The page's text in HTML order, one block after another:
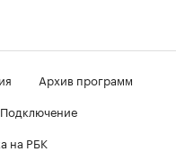
Архив программ
Подключение
на РБК